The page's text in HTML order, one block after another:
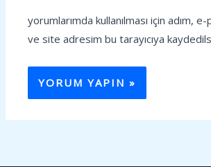
yorumlarımda kullanılması için adım,
ve site adresim bu tarayıcıya